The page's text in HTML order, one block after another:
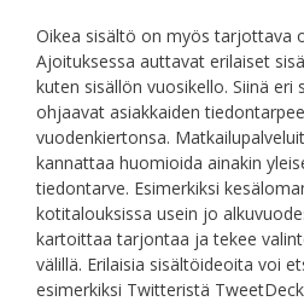
Oikea sisältö on myös tarjottava
Ajoituksessa auttavat erilaiset
kuten sisällön vuosikello. Siinä eri
ohjaavat asiakkaiden
vuodenkiertonsa.
kannattaa huomioida ainakin
tiedontarve. Esimerkiksi
kotitalouksissa usein jo
kartoittaa tarjontaa ja tekee
välillä. Erilaisia sisältöideoita voi
esimerkiksi Twitteristä